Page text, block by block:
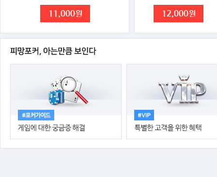
11,000원 12,000원